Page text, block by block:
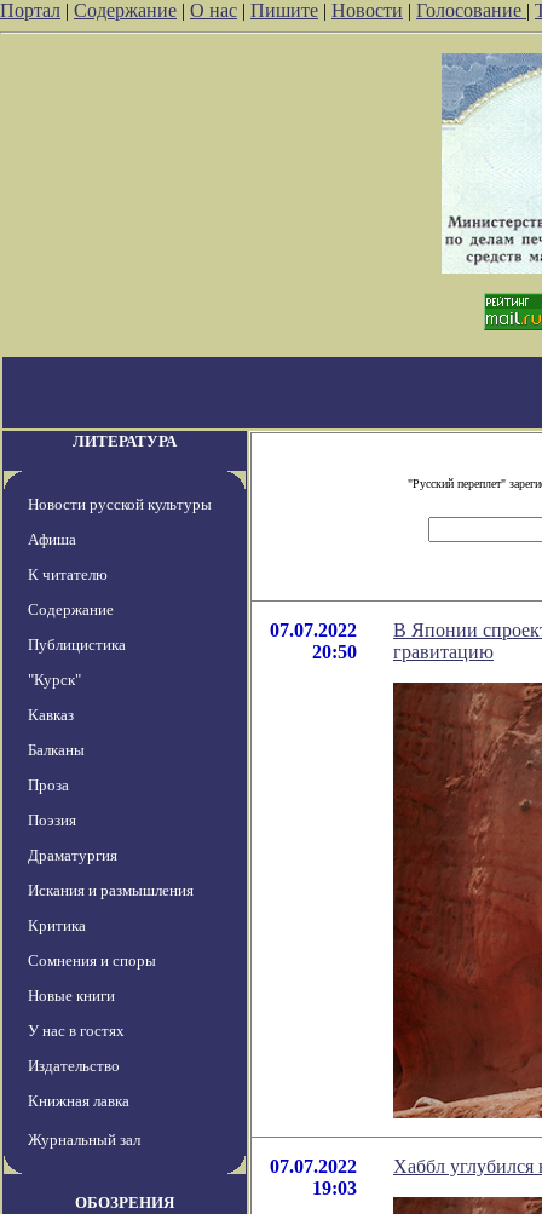
Портал | Содержание | О нас | Пишите | Новости | Голосование |
ЛИТЕРАТУРА
Новости русской культуры
Афиша
К читателю
Содержание
Публицистика
"Курск"
Кавказ
Балканы
Проза
Поэзия
Драматургия
Искания и размышления
Критика
Сомнения и споры
Новые книги
У нас в гостях
Издательство
Книжная лавка
Журнальный зал
ОБОЗРЕНИЯ
"Русский переплет"
07.07.2022
20:50
В Японии
гравитацию
07.07.2022
19:03
Хаббл